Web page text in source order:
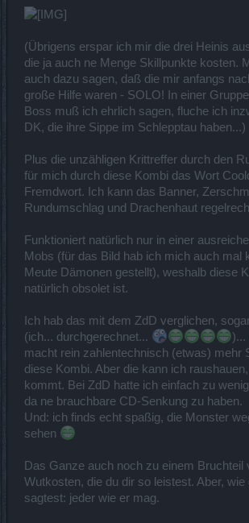
(Übrigens erspar ich mir die drei Heinis
die ja auch ne Menge Skillpunkte kosten.
auch dazu sagen, daß die mir anfangs
große Hilfe waren - SOLO! In einer
Boss muß ich ehrlich sagen, fluche ich
DK, die ihre Sippe im Schlepptau haben...)
Plus die unzähligen Krittreffer durch den
für mich durch diese Kombi das Wort
Fremdwort. Ich kann das Banner,
Rundumschlag und Drachenhaut
Funktioniert natürlich nur in einer
Mobs (für das Bild hab ich mich auch mal
Meute Dämonen gestellt), weshalb diese
natürlich obsolet ist.
Ich hab das mit dem ZdD verglichen,
(ich... durchgerechnet...
)...
macht rein zahlentechnisch (etwas) mehr
diese Kombi. Aber die kann ich
kommt. Bei ZdD hatte ich einfach zu
da ne brauchbare CD-Senkung zu haben.
Und: ich finds echt spaßig, die Monster
sehen
Das Ganze auch noch zu einem Bruchteil
Wutkosten, die du dir so leistest. Aber,
sagtest: jeder wie er mag.